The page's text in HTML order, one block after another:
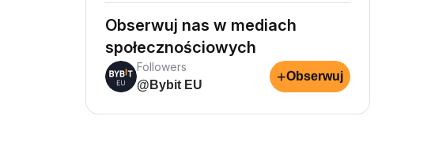
Obserwuj nas w mediach
społecznościowych
Followers
@Bybit EU
+Obserwuj